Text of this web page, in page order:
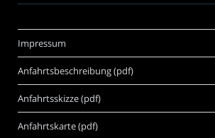
Impressum
Anfahrtsbeschreibung (pdf)
Anfahrtsskizze (pdf)
Anfahrtskarte (pdf)